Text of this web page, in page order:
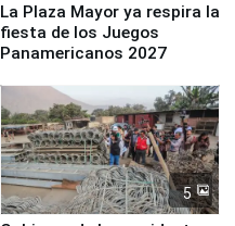
La Plaza Mayor ya respira la
fiesta de los Juegos
Panamericanos 2027
5